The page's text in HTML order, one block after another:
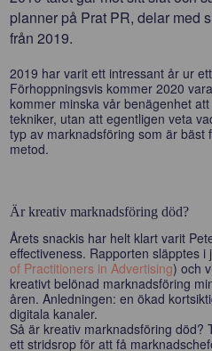
planner på Prat PR, delar med
från 2019.
2019 har varit ett intressant år ur
Förhoppningsvis kommer 2020
kommer minska vår benägenhet
tekniker, utan att egentligen veta
typ av marknadsföring som är bäst
metod.
Är kreativ marknadsföring död?
Årets snackis har helt klart varit
effectiveness. Rapporten släpptes i
of Practitioners in Advertising) och
kreativt belönad marknadsföring
åren. Anledningen: en ökad
digitala kanaler.
Så är kreativ marknadsföring död?
ett stridsrop för att få